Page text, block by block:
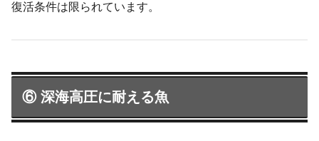
復活条件は限られています。
⑥ 深海高圧に耐える魚